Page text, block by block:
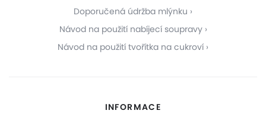
Doporučená údržba mlýnku
Návod na použití nabíjecí soupravy
Návod na použití tvořítka na cukroví
INFORMACE